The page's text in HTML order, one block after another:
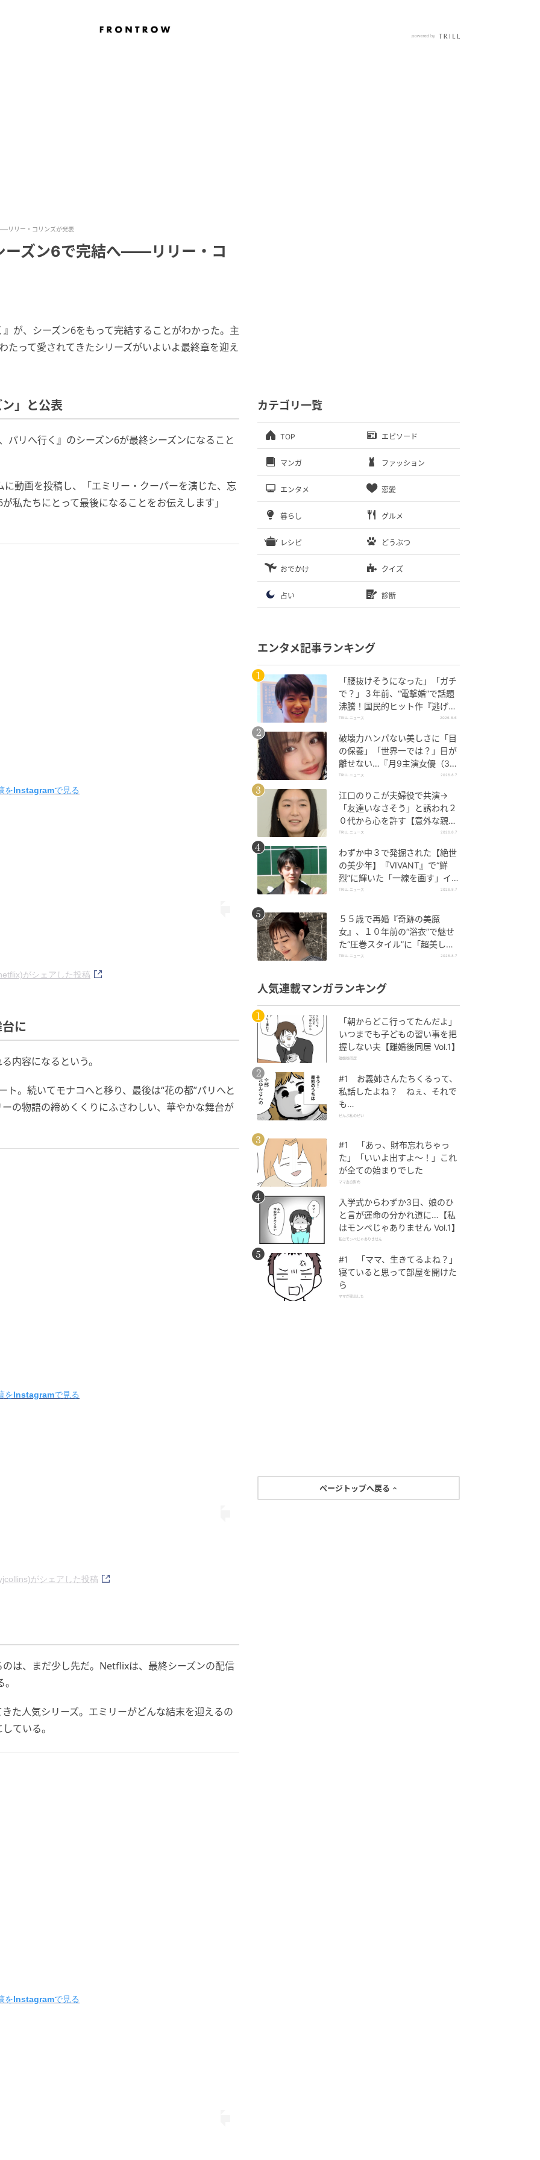
リリー・コリンズが発表
ーズン6で完結へ——リリー・コ
が、シーズン6をもって完結することがわかった。主
たって愛されてきたシリーズがいよいよ最終章を迎え
」と公表
リへ行く』のシーズン6が最終シーズンになること
に動画を投稿し、「エミリー・クーパーを演じた、忘
私たちにとって最後になることをお伝えします」
をInstagramで見る
がシェアした投稿
に
内容になるという。
。続いてモナコへと移り、最後は“花の都”パリへと
の物語の締めくくりにふさわしい、華やかな舞台が
をInstagramで見る
がシェアした投稿
は、まだ少し先だ。Netflixは、最終シーズンの配信
た人気シリーズ。エミリーがどんな結末を迎えるの
ている。
をInstagramで見る
カテゴリ一覧
TOP エピソード
マンガ ファッション
エンタメ 恋愛
暮らし グルメ
レシピ どうぶつ
おでかけ クイズ
占い 診断
エンタメ記事ランキング
「腰抜けそうになった」「ガチ
で？」３年前、“電撃婚”で話題
沸騰！国民的ヒット作『逃げ
恥』で異彩放った【国宝級イケ
TRILL ニュース 2026.8.6
破壊力ハンパない美しさに「目
の保養」「世界一では？」目が
離せない…『月9主演女優（34
歳）』“極上”美ショットがすご
TRILL ニュース 2026.8.7
江口のりこが夫婦役で共演→
「友達いなさそう」と誘われ２
０代から心を許す【意外な親友
芸人】とは？
TRILL ニュース 2026.8.7
わずか中３で発掘された【絶世
の美少年】『VIVANT』で“鮮
烈”に輝いた「一線を画す」イケ
メン俳優
TRILL ニュース 2026.8.7
５５歳で再婚『奇跡の美魔
女』、１０年前の“浴衣”で魅せ
た“圧巻スタイル”に「超美し
い」「うっとり」
TRILL ニュース 2026.8.7
人気連載マンガランキング
「朝からどこ行ってたんだよ」
いつまでも子どもの習い事を把
握しない夫【離婚後同居 Vol.1】
離婚後同居
#1 お義姉さんたちくるって、
私話したよね？ ねぇ、それで
も…
ぜんぶ私のせい
#1 「あっ、財布忘れちゃっ
た」「いいよ出すよ〜！」これ
が全ての始まりでした
ママ友の財布
入学式からわずか3日、娘のひ
と言が運命の分かれ道に…【私
はモンペじゃありません Vol.1】
私はモンペじゃありません
#1 「ママ、生きてるよね？」
寝ていると思って部屋を開けた
ら
ママが家出した
ページトップへ戻る